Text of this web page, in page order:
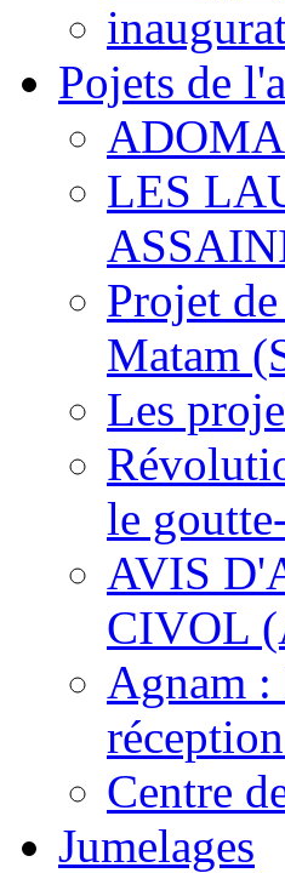
Pojets de
LES
Projet
Matam
Les
le
AVIS
CIVOL
Agnam :
Centre
Jumelages